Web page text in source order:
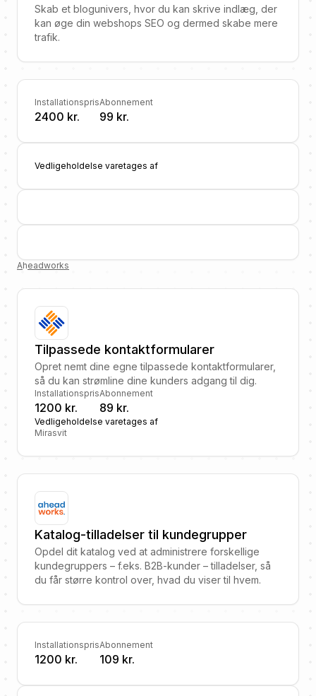
Skab et blogunivers, hvor du kan skrive indlæg, der
kan øge din webshops SEO og dermed skabe mere
trafik.
Installationspris
2400 kr.
Abonnement
99 kr.
Vedligeholdelse varetages af
Aheadworks
Tilpassede kontaktformularer
Opret nemt dine egne tilpassede kontaktformularer,
så du kan strømline dine kunders adgang til dig.
Installationspris
1200 kr.
Abonnement
89 kr.
Vedligeholdelse varetages af
Mirasvit
Katalog-tilladelser til kundegrupper
Opdel dit katalog ved at administrere forskellige
kundegruppers – f.eks. B2B-kunder – tilladelser, så
du får større kontrol over, hvad du viser til hvem.
Installationspris
1200 kr.
Abonnement
109 kr.